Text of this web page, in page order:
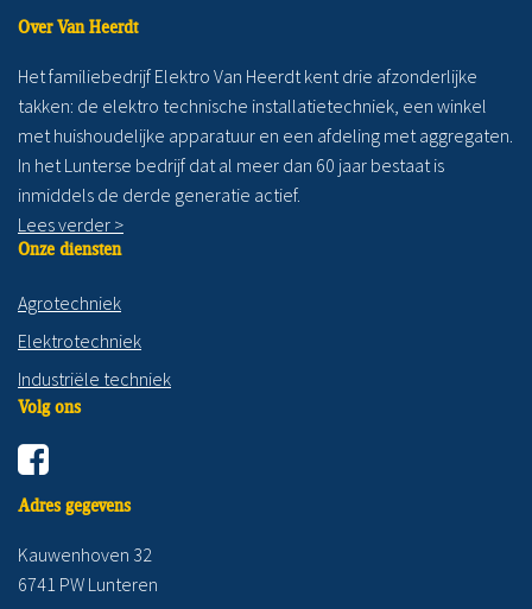
Over Van Heerdt
Het familiebedrijf Elektro Van Heerdt kent drie afzonderlijke
takken: de elektro technische installatietechniek, een winkel
met huishoudelijke apparatuur en een afdeling met aggregaten.
In het Lunterse bedrijf dat al meer dan 60 jaar bestaat is
inmiddels de derde generatie actief.
Lees verder >
Onze diensten
Agrotechniek
Elektrotechniek
Industriële techniek
Volg ons
Adres gegevens
Kauwenhoven 32
6741 PW Lunteren